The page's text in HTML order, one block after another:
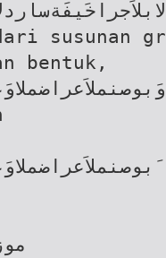
susunan
bentuk,